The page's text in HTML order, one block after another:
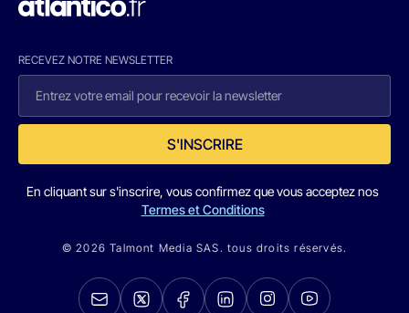
RECEVEZ NOTRE NEWSLETTER
S'INSCRIRE
En cliquant sur s'inscrire, vous confirmez que vous acceptez nos
Termes et Conditions
© 2026 Talmont Media SAS. tous droits réservés.